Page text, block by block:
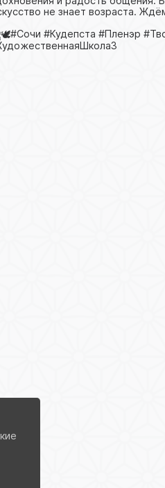
не знает возраста.
#Сочи #Кудепста #Пленэр